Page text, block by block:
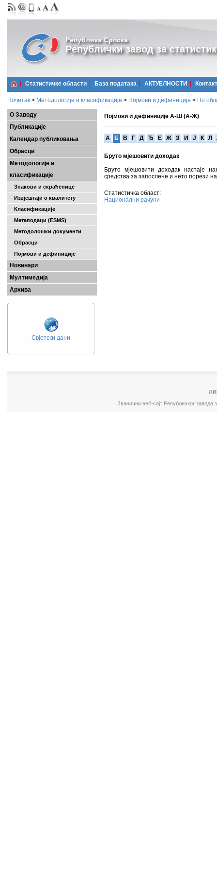
Република Српска
Републички завод за
Статистичке области Базa података АКТУЕЛНОСТИ Контакт
Почетак > Методологије и класификације > Појмови и дефиниције > По
О Заводу
Публикације
Календар публиковања
Обрасци
Методологије и
класификације
Знакови и скраћенице
Извјештаји о квалитету
Класификације
Метаподаци (ESMS)
Методолошки документи
Обрасци
Појмови и дефиниције
Новинари
Мултимедија
Архива
Свјетски дани
Појмови и дефиниције А-Ш (А-Ж)
A Б В Г Д Ђ Е Ж З И Ј К Л
Бруто мјешовити доходак
Бруто мјешовити доходак настаје
средства за запослене и нето порези
Статистичка област:
Национални рачуни
Званични веб-сајт Републичког